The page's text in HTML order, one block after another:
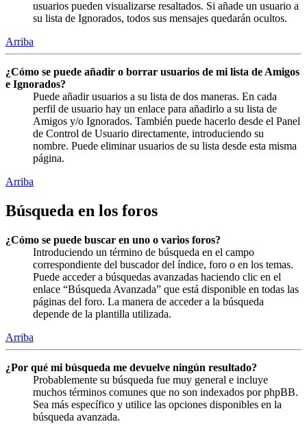
usuarios pueden visualizarse resaltados. Si añade un usuario a
su lista de Ignorados, todos sus mensajes quedarán ocultos.
Arriba
¿Cómo se puede añadir o borrar usuarios de mi lista de Amigos
e Ignorados?
Puede añadir usuarios a su lista de dos maneras. En cada
perfil de usuario hay un enlace para añadirlo a su lista de
Amigos y/o Ignorados. También puede hacerlo desde el Panel
de Control de Usuario directamente, introduciendo su
nombre. Puede eliminar usuarios de su lista desde esta misma
página.
Arriba
Búsqueda en los foros
¿Cómo se puede buscar en uno o varios foros?
Introduciendo un término de búsqueda en el campo
correspondiente del buscador del índice, foro o en los temas.
Puede acceder a búsquedas avanzadas haciendo clic en el
enlace “Búsqueda Avanzada” que está disponible en todas las
páginas del foro. La manera de acceder a la búsqueda
depende de la plantilla utilizada.
Arriba
¿Por qué mi búsqueda me devuelve ningún resultado?
Probablemente su búsqueda fue muy general e incluye
muchos términos comunes que no son indexados por phpBB.
Sea más específico y utilice las opciones disponibles en la
búsqueda avanzada.